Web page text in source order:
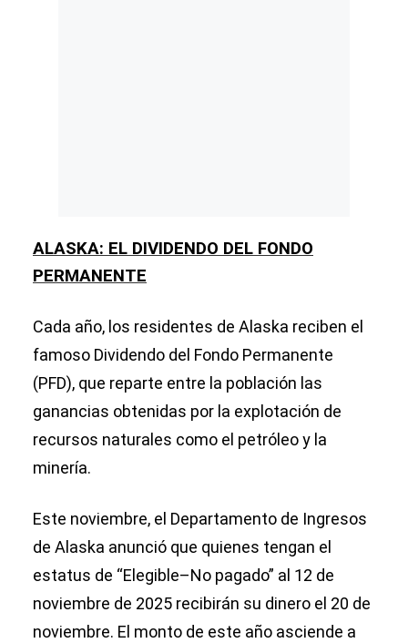
ALASKA: EL DIVIDENDO DEL FONDO
PERMANENTE
Cada año, los residentes de Alaska reciben el
famoso Dividendo del Fondo Permanente
(PFD), que reparte entre la población las
ganancias obtenidas por la explotación de
recursos naturales como el petróleo y la
minería.
Este noviembre, el Departamento de Ingresos
de Alaska anunció que quienes tengan el
estatus de “Elegible–No pagado” al 12 de
noviembre de 2025 recibirán su dinero el 20 de
noviembre. El monto de este año asciende a